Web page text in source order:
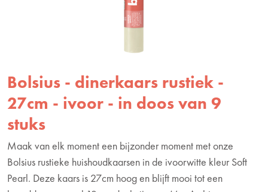
Bolsius - dinerkaars rustiek -
27cm - ivoor - in doos van 9
stuks
Maak van elk moment een bijzonder moment met onze
Bolsius rustieke huishoudkaarsen in de ivoorwitte kleur Soft
Pearl. Deze kaars is 27cm hoog en blijft mooi tot een